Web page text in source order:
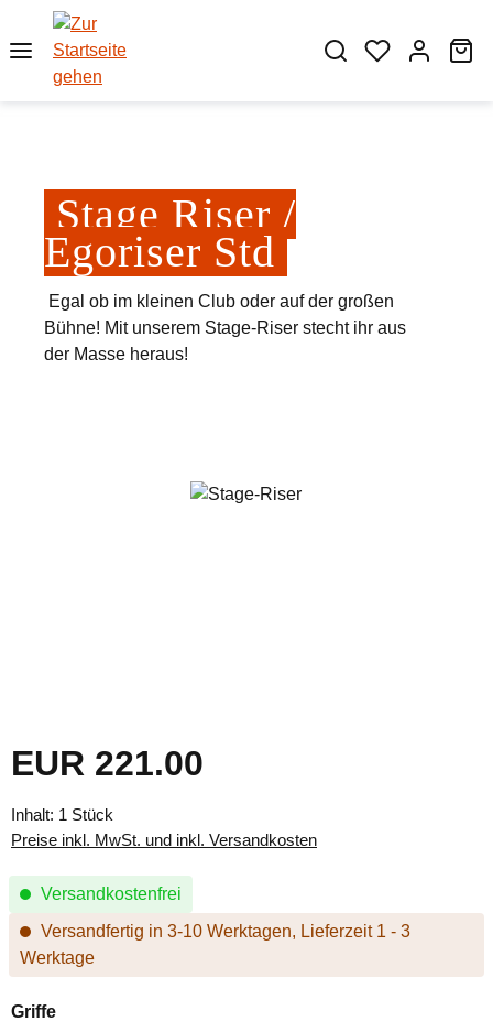
Zum Hauptinhalt springen
Stage Riser /
Egoriser Std
Egal ob im kleinen Club oder auf der großen
Bühne! Mit unserem Stage-Riser stecht ihr aus
der Masse heraus!
Bildergalerie überspringen
Regulärer Preis:
EUR 221.00
Inhalt: 1 Stück
Preise inkl. MwSt. und inkl. Versandkosten
Versandkostenfrei
Versandfertig in 3-10 Werktagen, Lieferzeit 1 - 3
Werktage
Griffeauswählen